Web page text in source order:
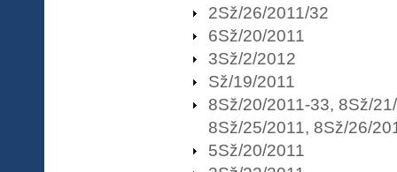
2Sž/26/2011/32
6Sž/20/2011
3Sž/2/2012
Sž/19/2011
8Sž/20/2011-33, 8Sž/
8Sž/25/2011, 8Sž/26/
5Sž/20/2011